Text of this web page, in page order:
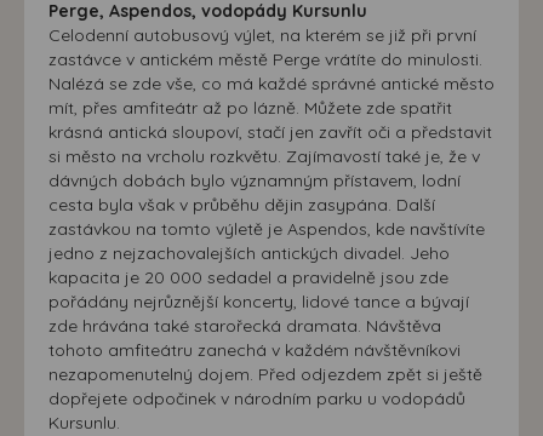
Perge, Aspendos, vodopády Kursunlu
Celodenní autobusový výlet, na kterém se již při první
zastávce v antickém městě Perge vrátíte do minulosti.
Nalézá se zde vše, co má každé správné antické město
mít, přes amfiteátr až po lázně. Můžete zde spatřit
krásná antická sloupoví, stačí jen zavřít oči a představit
si město na vrcholu rozkvětu. Zajímavostí také je, že v
dávných dobách bylo významným přístavem, lodní
cesta byla však v průběhu dějin zasypána. Další
zastávkou na tomto výletě je Aspendos, kde navštívíte
jedno z nejzachovalejších antických divadel. Jeho
kapacita je 20 000 sedadel a pravidelně jsou zde
pořádány nejrůznější koncerty, lidové tance a bývají
zde hrávána také starořecká dramata. Návštěva
tohoto amfiteátru zanechá v každém návštěvníkovi
nezapomenutelný dojem. Před odjezdem zpět si ještě
dopřejete odpočinek v národním parku u vodopádů
Kursunlu.